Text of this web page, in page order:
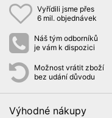
Vyřídili jsme přes
6 mil. objednávek
Náš tým odborníků
je vám k dispozici
Možnost vrátit zboží
bez udání důvodu
Výhodné nákupy